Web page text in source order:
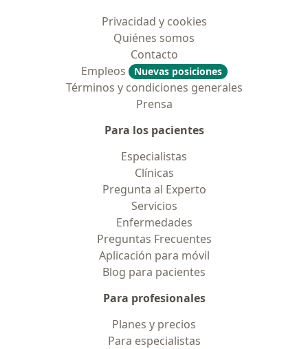
Privacidad y cookies
Quiénes somos
Contacto
Empleos
Nuevas posiciones
Términos y condiciones generales
Prensa
Para los pacientes
Especialistas
Clínicas
Pregunta al Experto
Servicios
Enfermedades
Preguntas Frecuentes
Aplicación para móvil
Blog para pacientes
Para profesionales
Planes y precios
Para especialistas